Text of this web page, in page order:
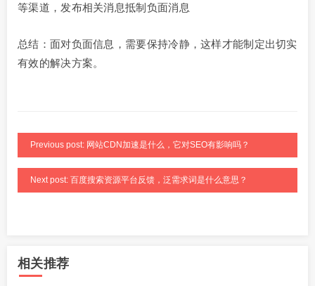
等渠道，发布相关消息抵制负面消息
总结：面对负面信息，需要保持冷静，这样才能制定出切实
有效的解决方案。
Previous post: 网站CDN加速是什么，它对SEO有影响吗？
Next post: 百度搜索资源平台反馈，泛需求词是什么意思？
相关推荐